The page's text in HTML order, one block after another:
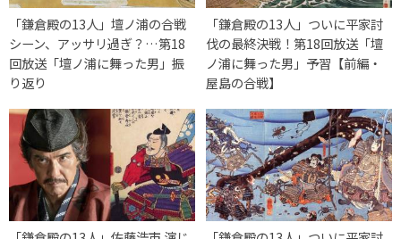
「鎌倉殿の13人」壇ノ浦の合戦
シーン、アッサリ過ぎ？…第18
回放送「壇ノ浦に舞った男」振
り返り
「鎌倉殿の13人」ついに平家討
伐の最終決戦！第18回放送「壇
ノ浦に舞った男」予習【前編・
屋島の合戦】